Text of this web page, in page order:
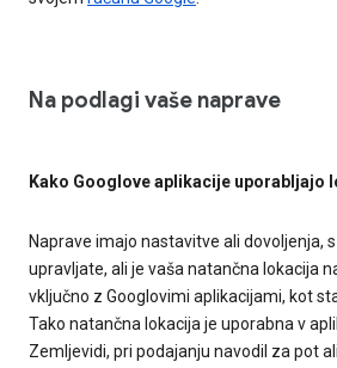
Na podlagi vaše naprave
Kako Googlove aplikacije uporabljajo
Naprave imajo nastavitve ali dovoljenja,
upravljate, ali je vaša natančna lokacija
vključno z Googlovimi aplikacijami, kot
Tako natančna lokacija je uporabna v
Zemljevidi, pri podajanju navodil za pot